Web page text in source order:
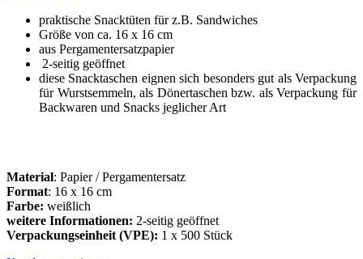
praktische Snacktüten für z.B. Sandwiches
Größe von ca. 16 x 16 cm
aus Pergamentersatzpapier
2-seitig geöffnet
diese Snacktaschen eignen sich besonders gut als Verpackung
für Wurstsemmeln, als Dönertaschen bzw. als Verpackung für
Backwaren und Snacks jeglicher Art
Material: Papier / Pergamentersatz
Format: 16 x 16 cm
Farbe: weißlich
weitere Informationen: 2-seitig geöffnet
Verpackungseinheit (VPE): 1 x 500 Stück